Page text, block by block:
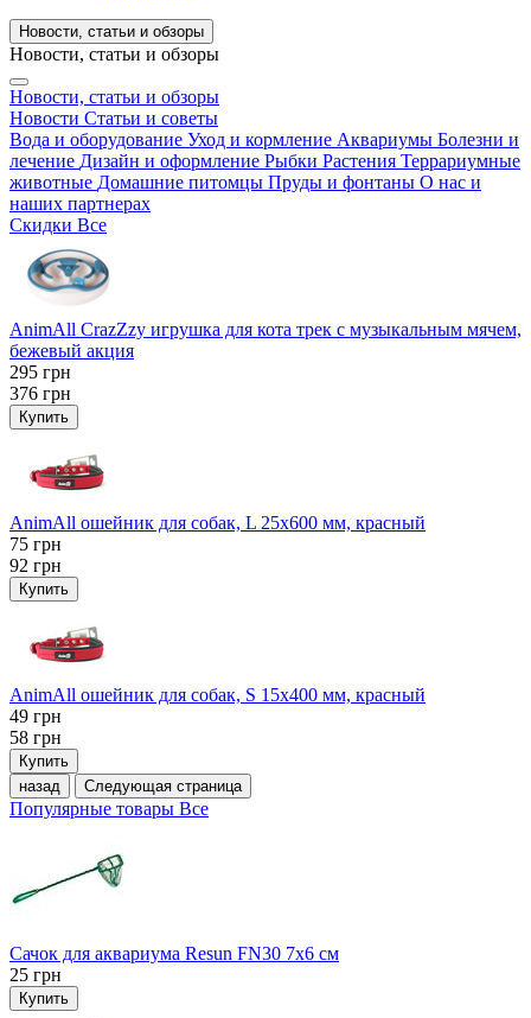
Новости, статьи и обзоры
Новости, статьи и обзоры
Новости, статьи и обзоры
Новости Статьи и советы
Вода и оборудование Уход и кормление Аквариумы Болезни и
лечение Дизайн и оформление Рыбки Растения Террариумные
животные Домашние питомцы Пруды и фонтаны О нас и
наших партнерах
Скидки Все
AnimAll CrazZzy игрушка для кота трек с музыкальным мячем,
бежевый акция
295 грн
376 грн
Купить
AnimAll ошейник для собак, L 25x600 мм, красный
75 грн
92 грн
Купить
AnimAll ошейник для собак, S 15х400 мм, красный
49 грн
58 грн
Купить
назад
Следующая страница
Популярные товары Все
Сачок для аквариума Resun FN30 7х6 см
25 грн
Купить